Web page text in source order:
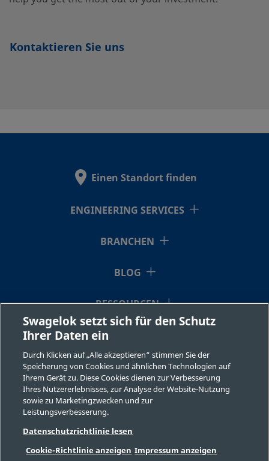
1410-
Messing 1/8 Zoll
3/16 Zoll
B-400-
6-1
Messing 1/4 Zoll
Swagelok®
B-400-
6-2
Messing 1/4 Zoll
Swagelok®
B-400-
R-6
Messing
Kontaktieren Sie uns
Einen Standort finden
ENGINEERING SERVICES
BRANCHEN
BLOG
RESSOURCEN
ÜBER UNS
©2026 Swagelok Company. Alle Rechte vorbehalten.
Datenschutzbestimmungen
Swagelok setzt sich für den Schutz
Ihrer Daten ein
Durch Klicken auf „Alle akzeptieren“ stimmen Sie der
Speicherung von Cookies und ähnlichen Technologien auf
Ihrem Gerät zu. Diese Cookies dienen zur Verbesserung
Ihres Nutzererlebnisses, zur Analyse der Website-Nutzung
sowie zu Marketingzwecken und zur
Leistungsverbesserung.
Datenschutzrichtlinie lesen
Cookie-Richtlinie anzeigen Impressum anzeigen